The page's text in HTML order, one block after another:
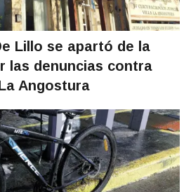
Lillo se apartó de la
las denuncias contra
Angostura